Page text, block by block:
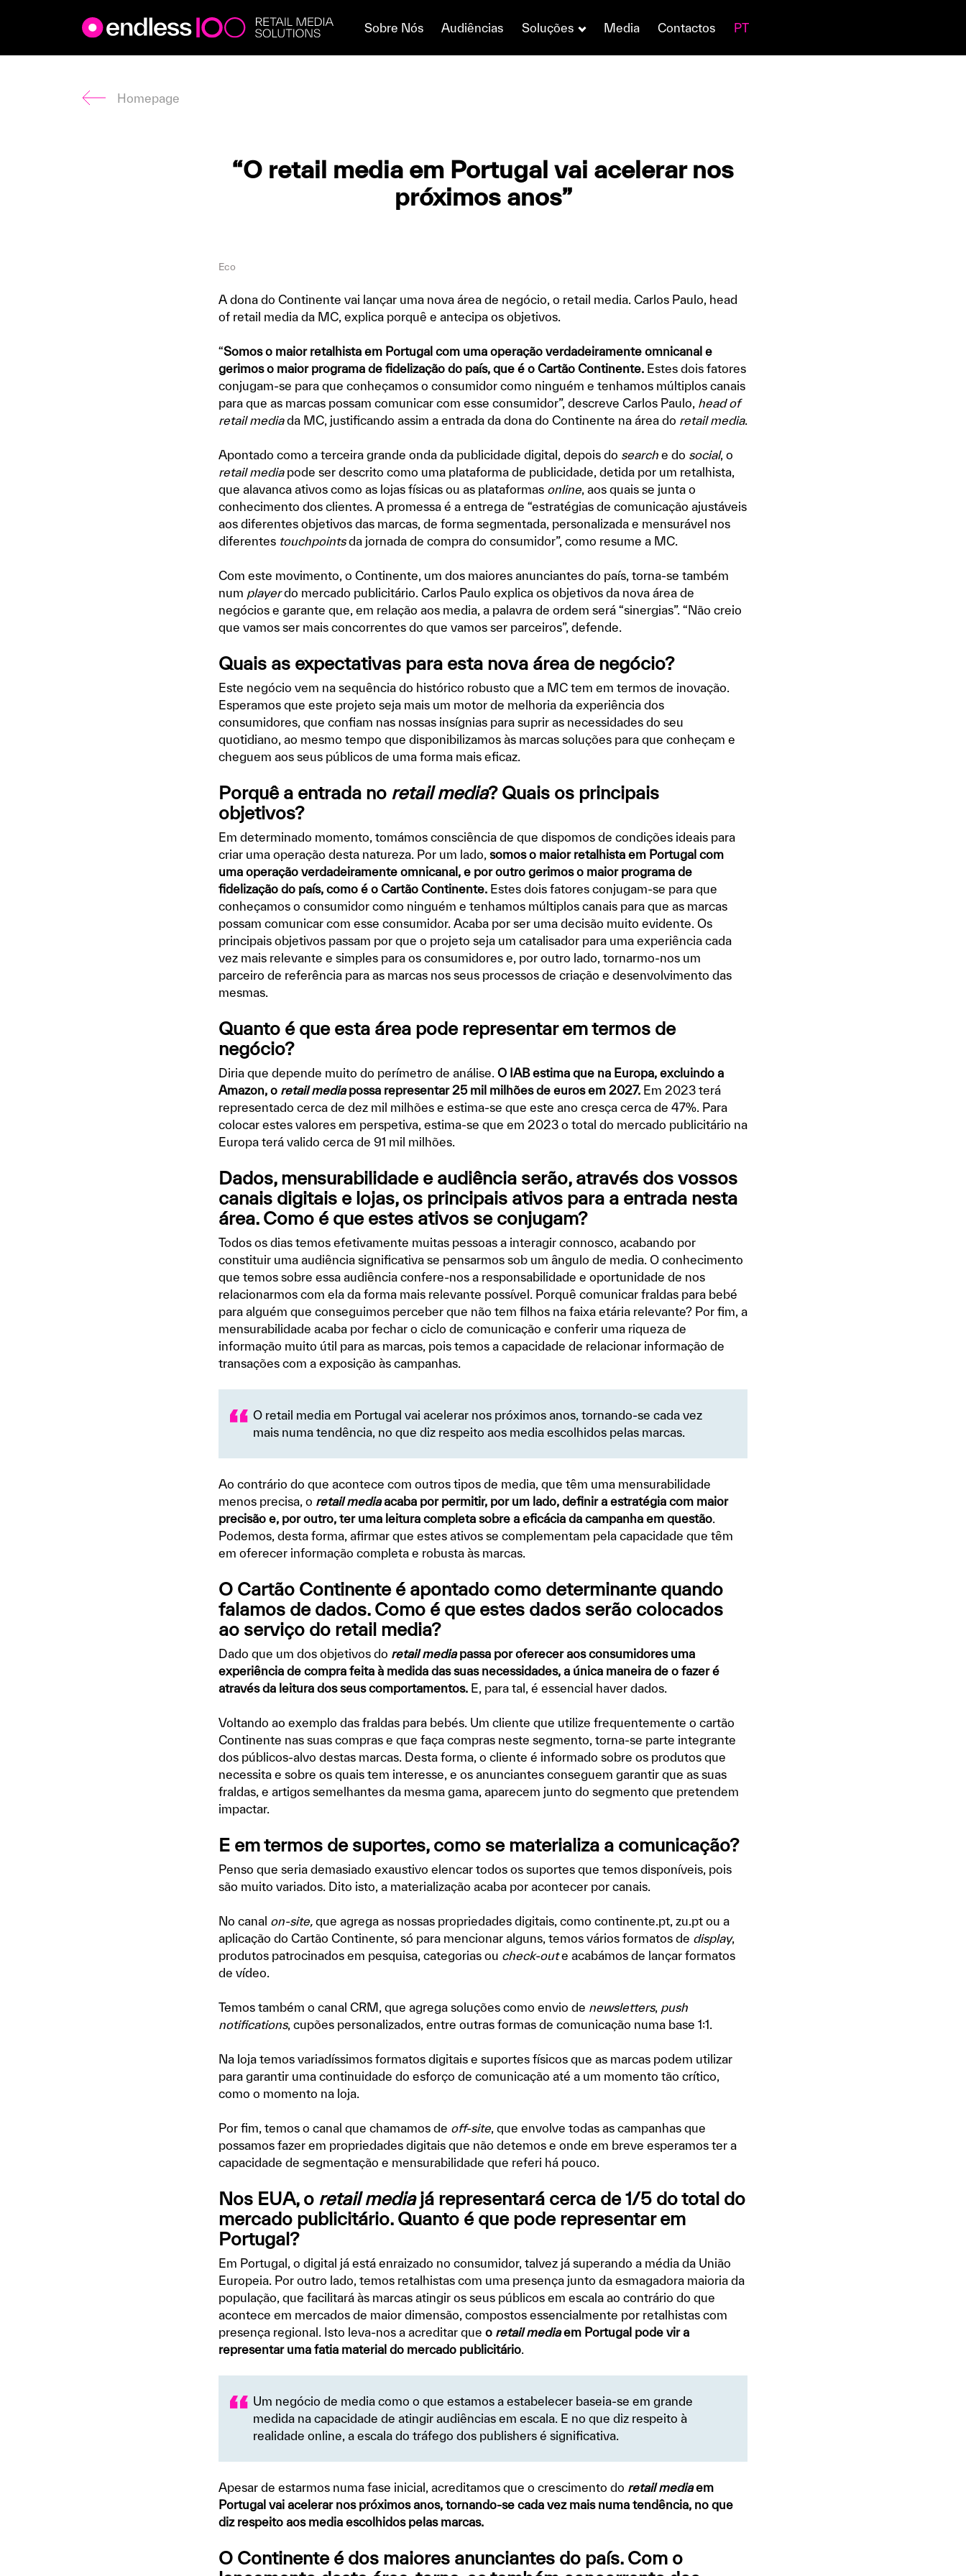
Sobre Nós Audiências Soluções Media Contactos PT
Homepage
“O retail media em Portugal vai acelerar nos
próximos anos”
Eco
A dona do Continente vai lançar uma nova área de negócio, o retail media. Carlos Paulo, head
of retail media da MC, explica porquê e antecipa os objetivos.
“Somos o maior retalhista em Portugal com uma operação verdadeiramente omnicanal e
gerimos o maior programa de fidelização do país, que é o Cartão Continente. Estes dois fatores
conjugam-se para que conheçamos o consumidor como ninguém e tenhamos múltiplos canais
para que as marcas possam comunicar com esse consumidor”, descreve Carlos Paulo, head of
retail mediada MC, justificando assim a entrada da dona do Continente na área do retail media.
Apontado como a terceira grande onda da publicidade digital, depois do search e do social, o
retail mediapode ser descrito como uma plataforma de publicidade, detida por um retalhista,
que alavanca ativos como as lojas físicas ou as plataformas online, aos quais se junta o
conhecimento dos clientes. A promessa é a entrega de “estratégias de comunicação ajustáveis
aos diferentes objetivos das marcas, de forma segmentada, personalizada e mensurável nos
diferentes touchpointsda jornada de compra do consumidor”, como resume a MC.
Com este movimento, o Continente, um dos maiores anunciantes do país, torna-se também
num playerdo mercado publicitário. Carlos Paulo explica os objetivos da nova área de
negócios e garante que, em relação aos media, a palavra de ordem será “sinergias”. “Não creio
que vamos ser mais concorrentes do que vamos ser parceiros”, defende.
Quais as expectativas para esta nova área de negócio?
Este negócio vem na sequência do histórico robusto que a MC tem em termos de inovação.
Esperamos que este projeto seja mais um motor de melhoria da experiência dos
consumidores, que confiam nas nossas insígnias para suprir as necessidades do seu
quotidiano, ao mesmo tempo que disponibilizamos às marcas soluções para que conheçam e
cheguem aos seus públicos de uma forma mais eficaz.
Porquê a entrada no retail media? Quais os principais
objetivos?
Em determinado momento, tomámos consciência de que dispomos de condições ideais para
criar uma operação desta natureza. Por um lado, somos o maior retalhista em Portugal com
uma operação verdadeiramente omnicanal, e por outro gerimos o maior programa de
fidelização do país, como é o Cartão Continente. Estes dois fatores conjugam-se para que
conheçamos o consumidor como ninguém e tenhamos múltiplos canais para que as marcas
possam comunicar com esse consumidor. Acaba por ser uma decisão muito evidente. Os
principais objetivos passam por que o projeto seja um catalisador para uma experiência cada
vez mais relevante e simples para os consumidores e, por outro lado, tornarmo-nos um
parceiro de referência para as marcas nos seus processos de criação e desenvolvimento das
mesmas.
Quanto é que esta área pode representar em termos de
negócio?
Diria que depende muito do perímetro de análise. O IAB estima que na Europa, excluindo a
Amazon, o retail mediapossa representar 25 mil milhões de euros em 2027. Em 2023 terá
representado cerca de dez mil milhões e estima-se que este ano cresça cerca de 47%. Para
colocar estes valores em perspetiva, estima-se que em 2023 o total do mercado publicitário na
Europa terá valido cerca de 91 mil milhões.
Dados, mensurabilidade e audiência serão, através dos vossos
canais digitais e lojas, os principais ativos para a entrada nesta
área. Como é que estes ativos se conjugam?
Todos os dias temos efetivamente muitas pessoas a interagir connosco, acabando por
constituir uma audiência significativa se pensarmos sob um ângulo de media. O conhecimento
que temos sobre essa audiência confere-nos a responsabilidade e oportunidade de nos
relacionarmos com ela da forma mais relevante possível. Porquê comunicar fraldas para bebé
para alguém que conseguimos perceber que não tem filhos na faixa etária relevante? Por fim, a
mensurabilidade acaba por fechar o ciclo de comunicação e conferir uma riqueza de
informação muito útil para as marcas, pois temos a capacidade de relacionar informação de
transações com a exposição às campanhas.
O retail media em Portugal vai acelerar nos próximos anos, tornando-se cada vez
mais numa tendência, no que diz respeito aos media escolhidos pelas marcas.
Ao contrário do que acontece com outros tipos de media, que têm uma mensurabilidade
menos precisa, o retail mediaacaba por permitir, por um lado, definir a estratégia com maior
precisão e, por outro, ter uma leitura completa sobre a eficácia da campanha em questão.
Podemos, desta forma, afirmar que estes ativos se complementam pela capacidade que têm
em oferecer informação completa e robusta às marcas.
O Cartão Continente é apontado como determinante quando
falamos de dados. Como é que estes dados serão colocados
ao serviço do retail media?
Dado que um dos objetivos do retail mediapassa por oferecer aos consumidores uma
experiência de compra feita à medida das suas necessidades, a única maneira de o fazer é
através da leitura dos seus comportamentos. E, para tal, é essencial haver dados.
Voltando ao exemplo das fraldas para bebés. Um cliente que utilize frequentemente o cartão
Continente nas suas compras e que faça compras neste segmento, torna-se parte integrante
dos públicos-alvo destas marcas. Desta forma, o cliente é informado sobre os produtos que
necessita e sobre os quais tem interesse, e os anunciantes conseguem garantir que as suas
fraldas, e artigos semelhantes da mesma gama, aparecem junto do segmento que pretendem
impactar.
E em termos de suportes, como se materializa a comunicação?
Penso que seria demasiado exaustivo elencar todos os suportes que temos disponíveis, pois
são muito variados. Dito isto, a materialização acaba por acontecer por canais.
No canal on-site, que agrega as nossas propriedades digitais, como continente.pt, zu.pt ou a
aplicação do Cartão Continente, só para mencionar alguns, temos vários formatos de display,
produtos patrocinados em pesquisa, categorias ou check-oute acabámos de lançar formatos
de vídeo.
Temos também o canal CRM, que agrega soluções como envio de newsletters, push
notifications, cupões personalizados, entre outras formas de comunicação numa base 1:1.
Na loja temos variadíssimos formatos digitais e suportes físicos que as marcas podem utilizar
para garantir uma continuidade do esforço de comunicação até a um momento tão crítico,
como o momento na loja.
Por fim, temos o canal que chamamos de off-site, que envolve todas as campanhas que
possamos fazer em propriedades digitais que não detemos e onde em breve esperamos ter a
capacidade de segmentação e mensurabilidade que referi há pouco.
Nos EUA, o retail mediajá representará cerca de 1/5 do total do
mercado publicitário. Quanto é que pode representar em
Portugal?
Em Portugal, o digital já está enraizado no consumidor, talvez já superando a média da União
Europeia. Por outro lado, temos retalhistas com uma presença junto da esmagadora maioria da
população, que facilitará às marcas atingir os seus públicos em escala ao contrário do que
acontece em mercados de maior dimensão, compostos essencialmente por retalhistas com
presença regional. Isto leva-nos a acreditar que o retail mediaem Portugal pode vir a
representar uma fatia material do mercado publicitário.
Um negócio de media como o que estamos a estabelecer baseia-se em grande
medida na capacidade de atingir audiências em escala. E no que diz respeito à
realidade online, a escala do tráfego dos publishers é significativa.
Apesar de estarmos numa fase inicial, acreditamos que o crescimento do retail mediaem
Portugal vai acelerar nos próximos anos, tornando-se cada vez mais numa tendência, no que
diz respeito aos media escolhidos pelas marcas.
O Continente é dos maiores anunciantes do país. Com o